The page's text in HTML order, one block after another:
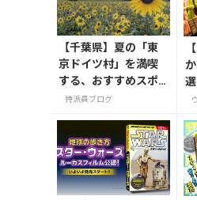
【千葉県】夏の「東
京ドイツ村」を満喫
する、おすすめスポ
ット3選
特派員ブログ